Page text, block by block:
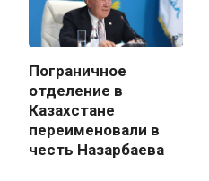
Пограничное
отделение в
Казахстане
переименовали в
честь Назарбаева